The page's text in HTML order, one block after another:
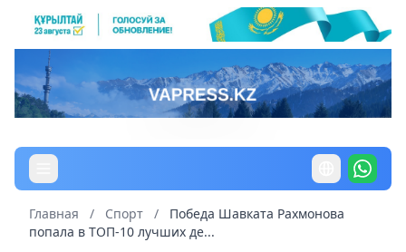
Главная / Спорт /
Победа Шавката Рахмонова
попала в ТОП-10 лучших де...